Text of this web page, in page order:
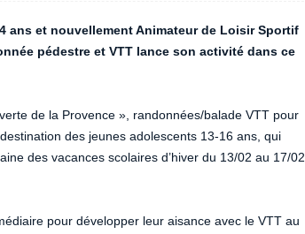
ans et nouvellement Animateur de Loisir Sportif
pédestre et VTT lance son activité dans ce
de la Provence », randonnées/balade VTT pour
des jeunes adolescents 13-16 ans, qui
des vacances scolaires d’hiver du 13/02 au 17/02
pour développer leur aisance avec le VTT au